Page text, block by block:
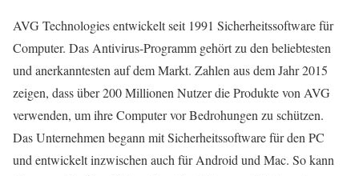
AVG Technologies entwickelt seit 1991 Sicherheitssoftware für
Computer. Das Antivirus-Programm gehört zu den beliebtesten
und anerkanntesten auf dem Markt. Zahlen aus dem Jahr 2015
zeigen, dass über 200 Millionen Nutzer die Produkte von AVG
verwenden, um ihre Computer vor Bedrohungen zu schützen.
Das Unternehmen begann mit Sicherheitssoftware für den PC
und entwickelt inzwischen auch für Android und Mac. So kann